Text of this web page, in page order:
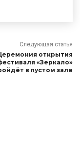
Следующая статья
открытия
«Зеркало»
в пустом зале